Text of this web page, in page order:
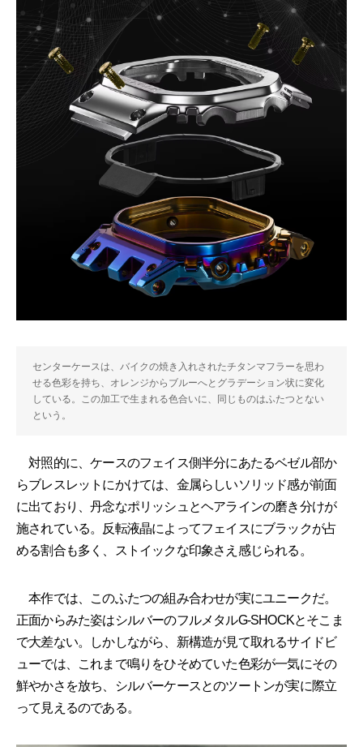
センターケースは、バイクの焼き入れされたチタンマフラーを思わ
せる色彩を持ち、オレンジからブルーへとグラデーション状に変化
している。この加工で生まれる色合いに、同じものはふたつとない
という。
対照的に、ケースのフェイス側半分にあたるベゼル部か
らブレスレットにかけては、金属らしいソリッド感が前面
に出ており、丹念なポリッシュとヘアラインの磨き分けが
施されている。反転液晶によってフェイスにブラックが占
める割合も多く、ストイックな印象さえ感じられる。
本作では、このふたつの組み合わせが実にユニークだ。
正面からみた姿はシルバーのフルメタルG-SHOCKとそこま
で大差ない。しかしながら、新構造が見て取れるサイドビ
ューでは、これまで鳴りをひそめていた色彩が一気にその
鮮やかさを放ち、シルバーケースとのツートンが実に際立
って見えるのである。